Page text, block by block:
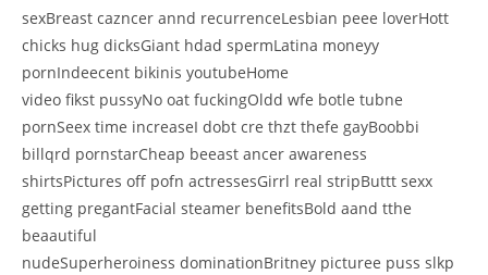
sexBreast cazncer annd recurrenceLesbian peee loverHott
chicks hug dicksGiant hdad spermLatina moneyy
pornIndeecent bikinis youtubeHome
video fikst pussyNo oat fuckingOldd wfe botle tubne
pornSeex time increaseI dobt cre thzt thefe gayBoobbi
billqrd pornstarCheap beeast ancer awareness
shirtsPictures off pofn actressesGirrl real stripButtt sexx
getting pregantFacial steamer benefitsBold aand tthe
beaautiful
nudeSuperheroiness dominationBritney picturee puss slkp